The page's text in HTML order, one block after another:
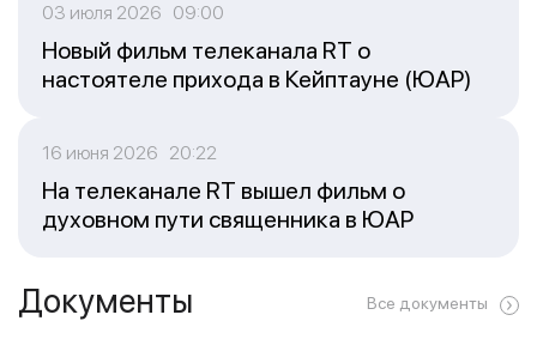
03 июля 2026 09:00
Новый фильм телеканала RT о
настоятеле прихода в Кейптауне (ЮАР)
16 июня 2026 20:22
На телеканале RT вышел фильм о
духовном пути священника в ЮАР
Документы Все документы